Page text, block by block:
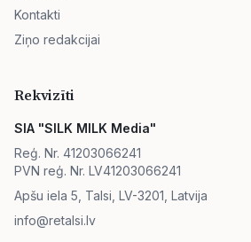
Kontakti
Ziņo redakcijai
Rekvizīti
SIA "SILK MILK Media"
Reģ. Nr. 41203066241
PVN reģ. Nr. LV41203066241
Apšu iela 5, Talsi, LV-3201, Latvija
info@retalsi.lv